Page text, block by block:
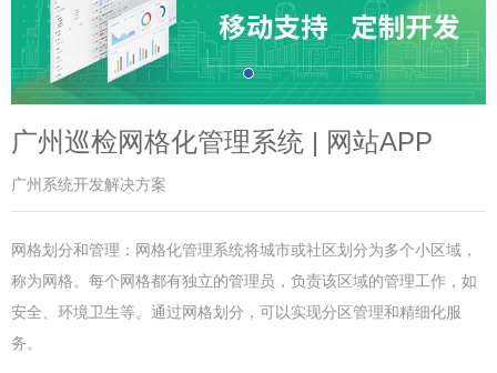
广州巡检网格化管理系统 | 网站APP
广州系统开发解决方案
网格划分和管理：网格化管理系统将城市或社区划分为多个小区域，
称为网格。每个网格都有独立的管理员，负责该区域的管理工作，如
安全、环境卫生等。通过网格划分，可以实现分区管理和精细化服
务。